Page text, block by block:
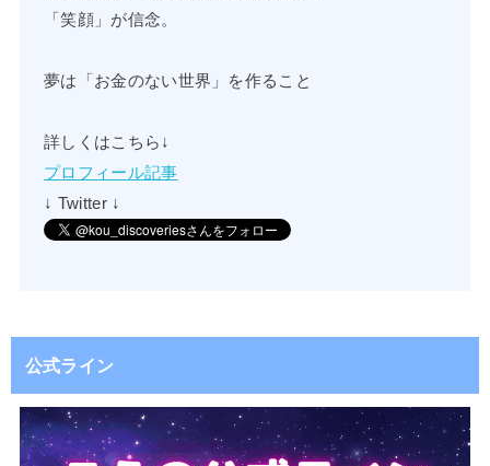
「笑顔」が信念。
夢は「お金のない世界」を作ること
詳しくはこちら↓
プロフィール記事
↓ Twitter ↓
公式ライン